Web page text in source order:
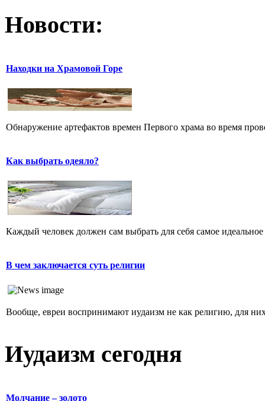
Новости:
Находки на Храмовой Горе
Обнаружение артефактов времен Первого храма во время
Как выбрать одеяло?
Каждый человек должен сам выбрать для себя самое
В чем заключается суть религии
Вообще, евреи воспринимают иудаизм не как религию, для
Иудаизм сегодня
Молчание – золото